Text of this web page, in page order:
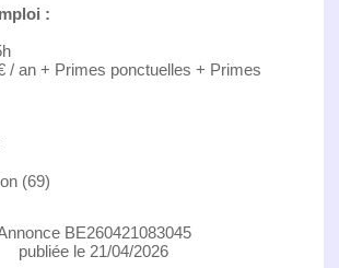
:
/ an + Primes ponctuelles + Primes
(69)
BE260421083045
publiée le 21/04/2026